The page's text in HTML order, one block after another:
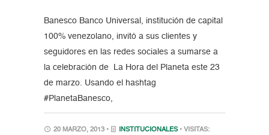
Banesco Banco Universal, institución de capital
100% venezolano, invitó a sus clientes y
seguidores en las redes sociales a sumarse a
la celebración de La Hora del Planeta este 23
de marzo. Usando el hashtag
#PlanetaBanesco,
20 MARZO, 2013 • INSTITUCIONALES • VISITAS: